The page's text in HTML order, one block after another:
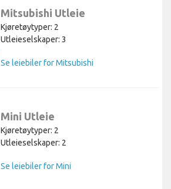
Mitsubishi Utleie
Kjøretøytyper: 2
Utleieselskaper: 3
Se leiebiler for Mitsubishi
Mini Utleie
Kjøretøytyper: 2
Utleieselskaper: 2
Se leiebiler for Mini